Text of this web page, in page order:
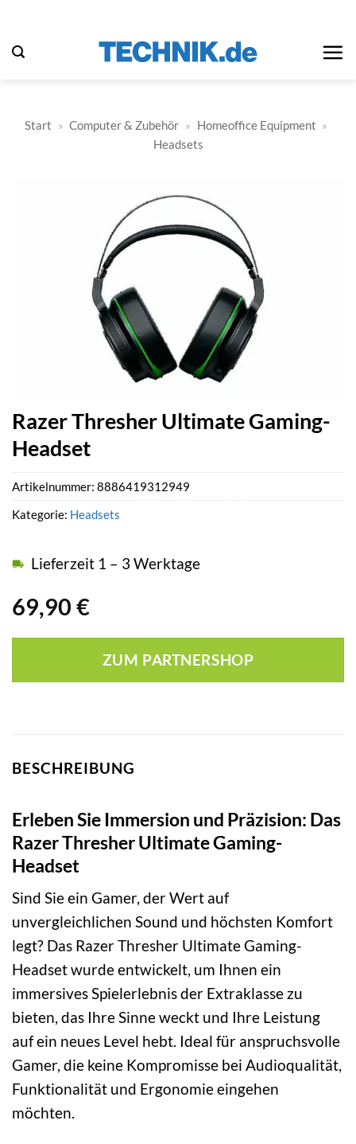
springen
Start » Computer & Zubehör » Homeoffice Equipment »
Headsets
Razer Thresher Ultimate Gaming-
Headset
69,90 €
Lieferzeit 1 – 3 Werktage
ZUM PARTNERSHOP
Artikelnummer: 8886419312949
Kategorie: Headsets
BESCHREIBUNG
Erleben Sie Immersion und Präzision: Das
Razer Thresher Ultimate Gaming-
Headset
Sind Sie ein Gamer, der Wert auf
unvergleichlichen Sound und höchsten Komfort
legt? Das Razer Thresher Ultimate Gaming-
Headset wurde entwickelt, um Ihnen ein
immersives Spielerlebnis der Extraklasse zu
bieten, das Ihre Sinne weckt und Ihre Leistung
auf ein neues Level hebt. Ideal für anspruchsvolle
Gamer, die keine Kompromisse bei Audioqualität,
Funktionalität und Ergonomie eingehen
möchten.